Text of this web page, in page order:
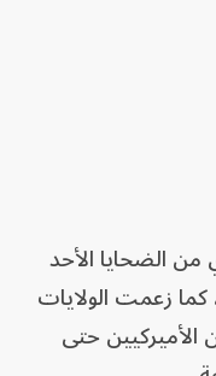
من الضحايا الأحد
زعمت الولايات
الأميركيين حتى